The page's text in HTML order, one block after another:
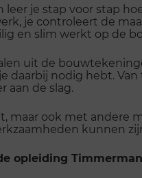
je stap voor stap
je controleert de
en slim werkt op de
uit de
daarbij nodig hebt.
aan de slag.
maar ook met andere
kunnen
opleiding